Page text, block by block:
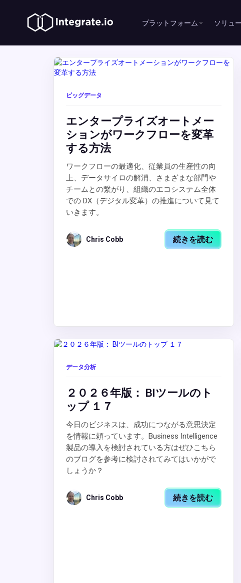
プラットフォーム ソリュ
ビッグデータ
エンタープライズオートメー
ションがワークフローを変革
する方法
ワークフローの最適化、従業員の生産性の向
上、データサイロの解消、さまざまな部門や
チームとの繋がり、組織のエコシステム全体
での DX（デジタル変革）の推進について見て
いきます。
Chris Cobb 続きを読む
データ分析
２０２６年版： BIツールのト
ップ １７
今日のビジネスは、成功につながる意思決定
を情報に頼っています。Business Intelligence
製品の導入を検討されている方はぜひこちら
のブログを参考に検討されてみてはいかがで
しょうか？
Chris Cobb 続きを読む